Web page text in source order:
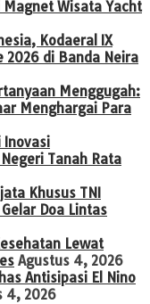
Magnet Wisata Yacht
Kodaeral IX
2026 di Banda Neira
Menggugah:
Menghargai Para
Inovasi
Tanah Rata
Khusus TNI
Doa Lintas
Lewat
Agustus 4, 2026
Antisipasi El Nino
4, 2026